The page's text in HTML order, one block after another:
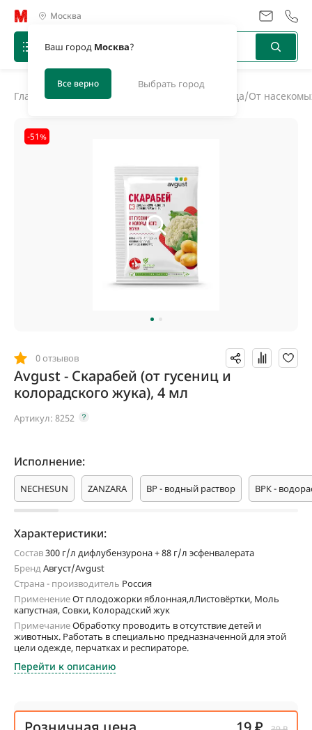
Москва
Ваш город Москва?
Все верно Выбрать город
Главная Средства защиты дома и сада/От
-51%
0 отзывов
Avgust - Скарабей (от гусениц и
колорадского жука), 4 мл
Артикул: 8252
Исполнение:
NЕCHЕSUN ZANZARA ВР - водный раствор ВРК -
Характеристики:
Состав300 г/л дифлубензурона + 88 г/л эсфенвалерата
БрендАвгуст/Avgust
Страна - производитель Россия
ПрименениеОт плодожорки яблонная,лЛистовёртки, Моль
капустная, Совки, Колорадский жук
ПримечаниеОбработку проводить в отсутствие детей и
животных. Работать в специально предназначенной для этой
цели одежде, перчатках и респираторе.
Перейти к описанию